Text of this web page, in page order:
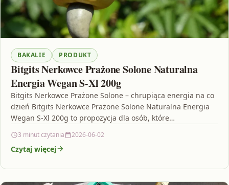
BAKALIE PRODUKT
Bitgits Nerkowce Prażone Solone Naturalna
Energia Wegan S-Xl 200g
Bitgits Nerkowce Prażone Solone – chrupiąca energia na co
dzień Bitgits Nerkowce Prażone Solone Naturalna Energia
Wegan S-Xl 200g to propozycja dla osób, które…
3 minut czytania 2026-06-02
Czytaj więcej